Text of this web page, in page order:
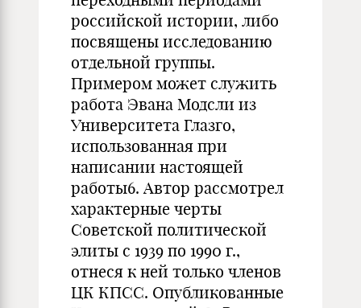
российской истории, либо
посвящены исследованию
отдельной группы.
Примером может служить
работа Эвана Модсли из
Университета Глазго,
использованная при
написании настоящей
работы6. Автор рассмотрел
характерные черты
Советской политической
элиты с 1939 по 1990 г.,
отнеся к ней только членов
ЦК КПСС. Опубликованные